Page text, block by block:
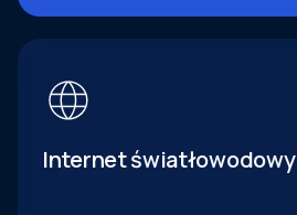
Internet światłowodowy